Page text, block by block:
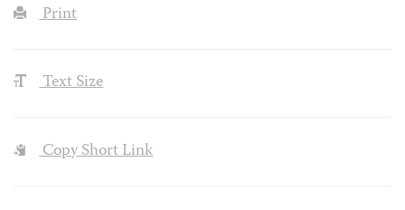
Print
Text Size
Copy Short Link